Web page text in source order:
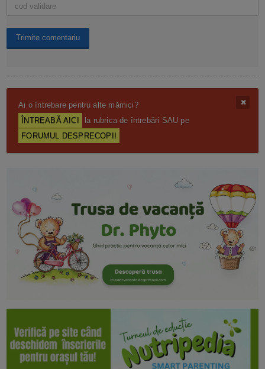
Ai o întrebare pentru alte mămici?
ÎNTREABĂ AICI
la rubrica de întrebări SAU pe
FORUMUL DESPRECOPII